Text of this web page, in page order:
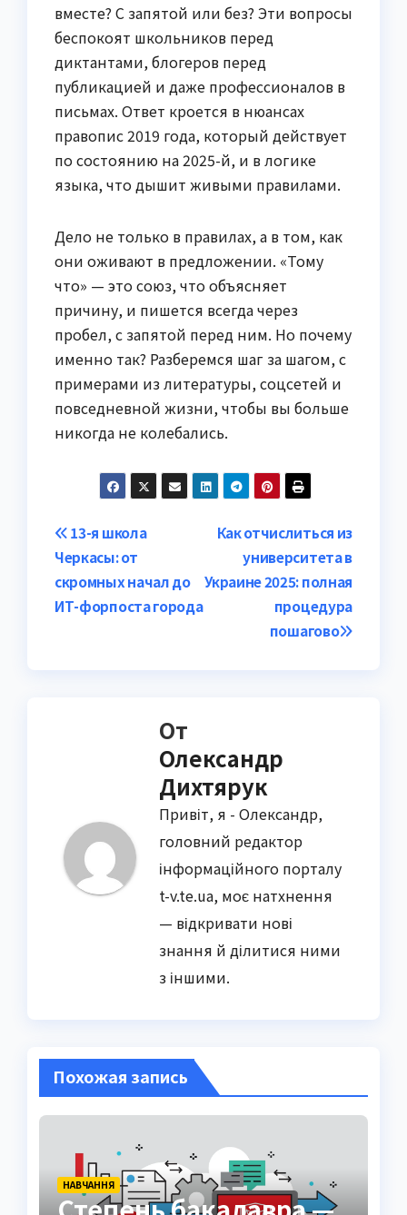
вместе? С запятой или без? Эти вопросы
беспокоят школьников перед
диктантами, блогеров перед
публикацией и даже профессионалов в
письмах. Ответ кроется в нюансах
правопис 2019 года, который действует
по состоянию на 2025-й, и в логике
языка, что дышит живыми правилами.
Дело не только в правилах, а в том, как
они оживают в предложении. «Тому
что» — это союз, что объясняет
причину, и пишется всегда через
пробел, с запятой перед ним. Но почему
именно так? Разберемся шаг за шагом, с
примерами из литературы, соцсетей и
повседневной жизни, чтобы вы больше
никогда не колебались.
Навигация
по
записям
Как отчислиться из
университета в
Украине 2025: полная
процедура
пошагово
13-я школа
Черкасы: от
скромных начал до
ИТ-форпоста города
От
Олександр
Дихтярук
Привіт, я - Олександр,
головний редактор
інформаційного порталу
t-v.te.ua, моє натхнення
— відкривати нові
знання й ділитися ними
з іншими.
Похожая запись
НАВЧАННЯ